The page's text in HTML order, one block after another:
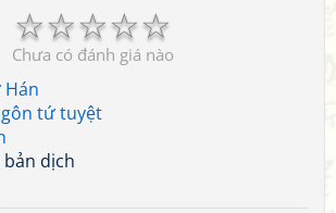
☆
☆
☆
☆
☆
Chưa có đánh giá nào
Hán
tứ tuyệt
bản dịch